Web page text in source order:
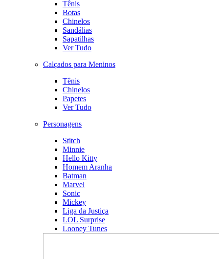
Tênis
Botas
Chinelos
Sandálias
Sapatilhas
Ver Tudo
Calçados para Meninos
Tênis
Chinelos
Papetes
Ver Tudo
Personagens
Stitch
Minnie
Hello Kitty
Homem Aranha
Batman
Marvel
Sonic
Mickey
Liga da Justiça
LOL Surprise
Looney Tunes